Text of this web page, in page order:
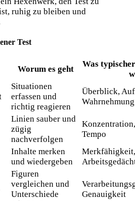
ruhig zu bleiben und
Test
Worum es geht
Was
Situationen
erfassen und
richtig reagieren
Überblick,
Wahrnehmung
Linien sauber und
zügig
nachverfolgen
Tempo
Inhalte merken
und wiedergeben
Merkfähigkeit,
Figuren
vergleichen und
Unterschiede
Genauigkeit